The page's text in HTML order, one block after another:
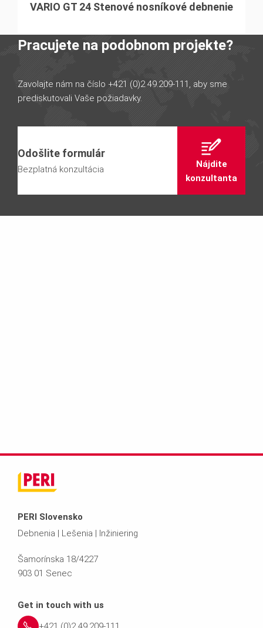
VARIO GT 24 Stenové nosníkové debnenie
Pracujete na podobnom projekte?
Zavolajte nám na číslo +421 (0)2 49.209-111, aby sme
prediskutovali Vaše požiadavky.
Odošlite formulár
Bezplatná konzultácia
Nájdite
konzultanta
PERI Slovensko
Debnenia | Lešenia | Inžiniering
Šamorínska 18/4227
903 01 Senec
Get in touch with us